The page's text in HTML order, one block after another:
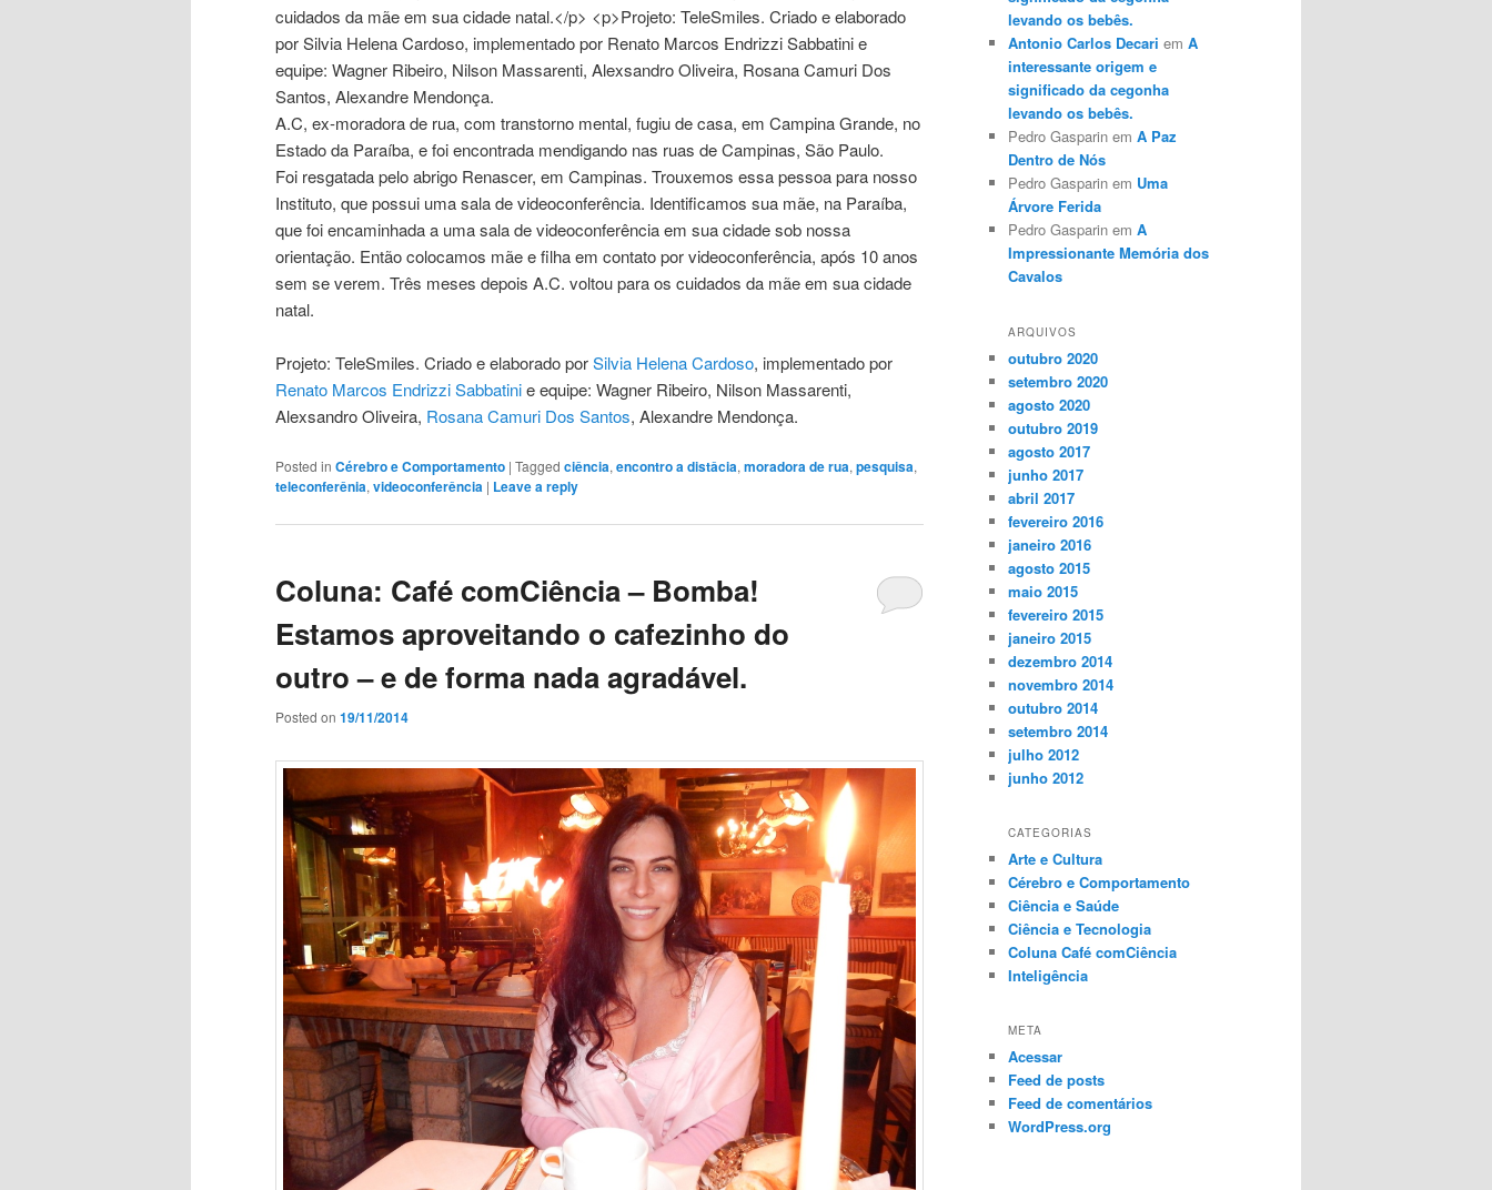
A.C, ex-moradora de rua, com transtorno mental, fugiu de casa, em Campina Grande, no
Estado da Paraíba, e foi encontrada mendigando nas ruas de Campinas, São Paulo.
Foi resgatada pelo abrigo Renascer, em Campinas. Trouxemos essa pessoa para nosso
Instituto, que possui uma sala de videoconferência. Identificamos sua mãe, na Paraíba,
que foi encaminhada a uma sala de videoconferência em sua cidade sob nossa
orientação. Então colocamos mãe e filha em contato por videoconferência, após 10 anos
sem se verem. Três meses depois A.C. voltou para os cuidados da mãe em sua cidade
natal.
Projeto: TeleSmiles. Criado e elaborado porSilvia Helena Cardoso, implementado por
Renato Marcos Endrizzi Sabbatinie equipe: Wagner Ribeiro, Nilson Massarenti,
Alexsandro Oliveira, Rosana Camuri Dos Santos, Alexandre Mendonça.
Posted in Cérebro e Comportamento | Tagged ciência, encontro a distâcia, moradora de rua, pesquisa,
teleconferênia, videoconferência | Leave a reply
Coluna: Café comCiência – Bomba!
Estamos aproveitando o cafezinho do
outro – e de forma nada agradável.
Posted on 19/11/2014
levando os bebês.
Antonio Carlos Decari em A
interessante origem e
significado da cegonha
levando os bebês.
Pedro Gasparin em A Paz
Dentro de Nós
Pedro Gasparin em Uma
Árvore Ferida
Pedro Gasparin em A
Impressionante Memória dos
Cavalos
ARQUIVOS
outubro 2020
setembro 2020
agosto 2020
outubro 2019
agosto 2017
junho 2017
abril 2017
fevereiro 2016
janeiro 2016
agosto 2015
maio 2015
fevereiro 2015
janeiro 2015
dezembro 2014
novembro 2014
outubro 2014
setembro 2014
julho 2012
junho 2012
CATEGORIAS
Arte e Cultura
Cérebro e Comportamento
Ciência e Saúde
Ciência e Tecnologia
Coluna Café comCiência
Inteligência
META
Acessar
Feed de posts
Feed de comentários
WordPress.org